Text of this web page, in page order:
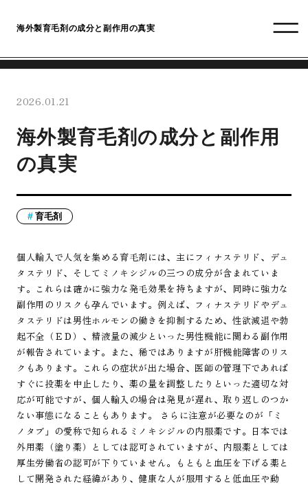
海外製育毛剤の成分と副作用の真実
2026.01.21
海外製育毛剤の成分と副作用
の真実
育毛剤
個人輸入で人気を集める育毛剤には、主にフィナステリド、デュ
タステリド、そしてミノキシジルの三つの成分が含まれていま
す。これらは確かに強力な発毛効果を持ちますが、同時に強力な
副作用のリスクも孕んでいます。例えば、フィナステリドやデュ
タステリドは男性ホルモンの働きを抑制するため、性欲減退や勃
起不全（ＥＤ）、精液量の減少といった男性機能に関わる副作用
が報告されています。また、稀ではありますが肝機能障害のリス
クもあります。これらの症状が出た場合、医師の管理下であれば
すぐに投薬を中止したり、薬の量を調整したりといった適切な対
応が可能ですが、個人輸入の場合は発見が遅れ、取り返しのつか
ない事態になることもあります。 さらに注意が必要なのが「ミ
ノタブ」の愛称で知られるミノキシジルの内服薬です。日本では
外用薬（塗り薬）としては認可されていますが、内服薬としては
厚生労働省の認可が下りていません。もともと血圧を下げる薬と
して開発された経緯があり、健康な人が服用すると低血圧や動